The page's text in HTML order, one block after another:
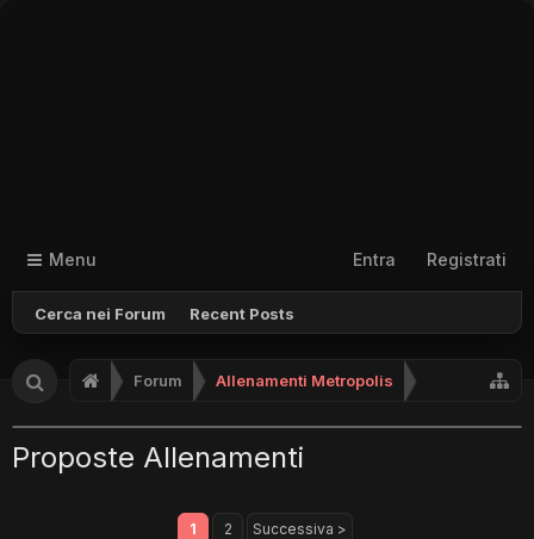
Menu
Cerca nei Forum Recent Posts
Entra Registrati
Forum Allenamenti Metropolis
Proposte Allenamenti
1 2 Successiva >